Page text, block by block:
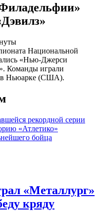
Национальной
«Нью-Джерси
Команды играли
в Ньюарке (США).
рекордной серии
«Атлетико»
бойца
«Металлург»
кряду